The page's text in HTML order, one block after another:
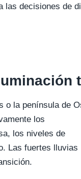
las decisiones de
o la península de
los
los niveles de
Las fuertes lluvias